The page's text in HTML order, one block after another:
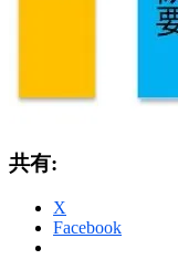
共有:
X
Facebook